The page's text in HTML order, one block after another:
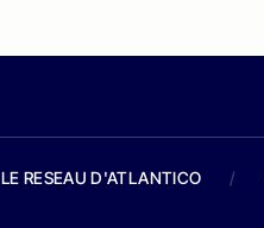
LE RESEAU D'ATLANTICO /